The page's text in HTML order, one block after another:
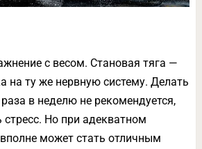
с весом. Становая тяга —
на ту же нервную систему. Делать
в неделю не рекомендуется,
Но при адекватном
может стать отличным